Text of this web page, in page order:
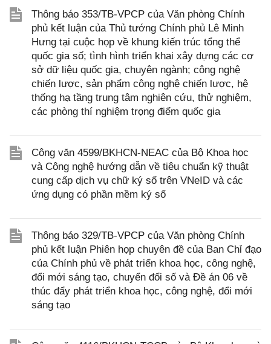
Thông báo 353/TB-VPCP của Văn phòng Chính
phủ kết luận của Thủ tướng Chính phủ Lê Minh
Hưng tại cuộc họp về khung kiến trúc tổng thể
quốc gia số; tình hình triển khai xây dựng các cơ
sở dữ liệu quốc gia, chuyên ngành; công nghệ
chiến lược, sản phẩm công nghệ chiến lược, hệ
thống hạ tầng trung tâm nghiên cứu, thử nghiệm,
các phòng thí nghiệm trọng điểm quốc gia
Công văn 4599/BKHCN-NEAC của Bộ Khoa học
và Công nghệ hướng dẫn về tiêu chuẩn kỹ thuật
cung cấp dịch vụ chữ ký số trên VNeID và các
ứng dụng có phần mềm ký số
Thông báo 329/TB-VPCP của Văn phòng Chính
phủ kết luận Phiên họp chuyên đề của Ban Chỉ đạo
của Chính phủ về phát triển khoa học, công nghệ,
đổi mới sáng tạo, chuyển đổi số và Đề án 06 về
thúc đẩy phát triển khoa học, công nghệ, đổi mới
sáng tạo